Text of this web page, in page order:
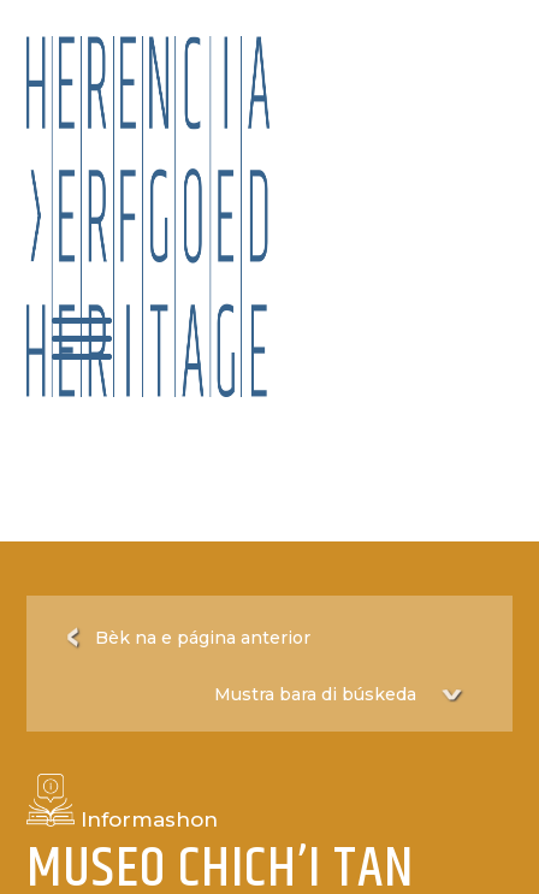
Bèk na e página anterior
Informashon
MUSEO CHICH’I TAN